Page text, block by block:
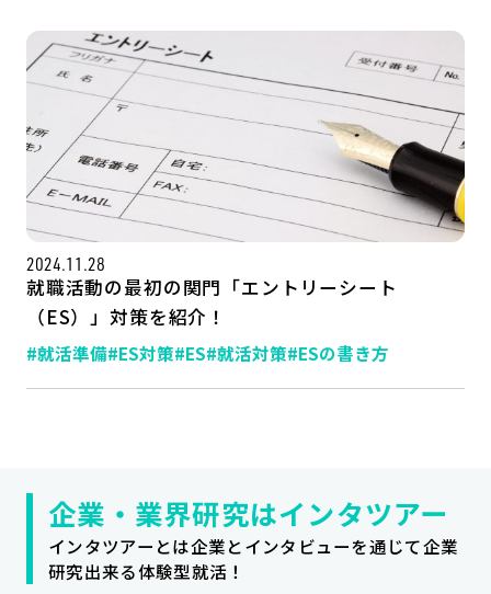
企業・業界研究はインタツアー
記事一覧
サイトマップ
運営会社
2024.11.28
就職活動の最初の関門「エントリーシート
（ES）」対策を紹介！
#就活準備#ES対策#ES#就活対策#ESの書き方
企業・業界研究はインタツアー
インタツアーとは企業とインタビューを通じて企業
研究出来る体験型就活！